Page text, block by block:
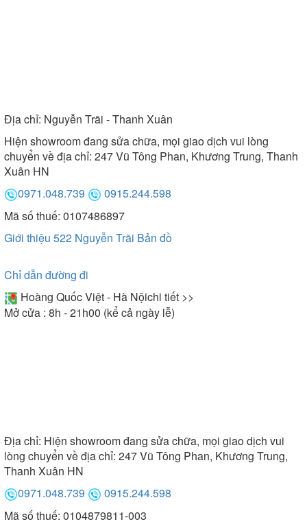
Địa chỉ: Nguyễn Trãi - Thanh Xuân
Hiện showroom đang sửa chữa, mọi giao dịch vui lòng
chuyển về địa chỉ: 247 Vũ Tông Phan, Khương Trung, Thanh
Xuân HN
0971.048.739
0915.244.598
Mã số thuế: 0107486897
Giới thiệu 522 Nguyễn Trãi Bản đồ
Chỉ dẫn đường đi
Hoàng Quốc Việt - Hà Nộichi tiết >>
Mở cửa : 8h - 21h00 (kể cả ngày lễ)
Địa chỉ: Hiện showroom đang sửa chữa, mọi giao dịch vui
lòng chuyển về địa chỉ: 247 Vũ Tông Phan, Khương Trung,
Thanh Xuân HN
0971.048.739
0915.244.598
Mã số thuế: 0104879811-003